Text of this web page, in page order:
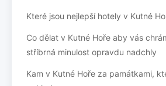
Které jsou nejlepší hotely v Kutné
Co dělat v Kutné Hoře aby vás
stříbrná minulost opravdu nadchly
Kam v Kutné Hoře za památkami,